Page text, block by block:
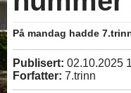
På mandag hadde
Publisert: 02.10.2025
Forfatter: 7.trinn